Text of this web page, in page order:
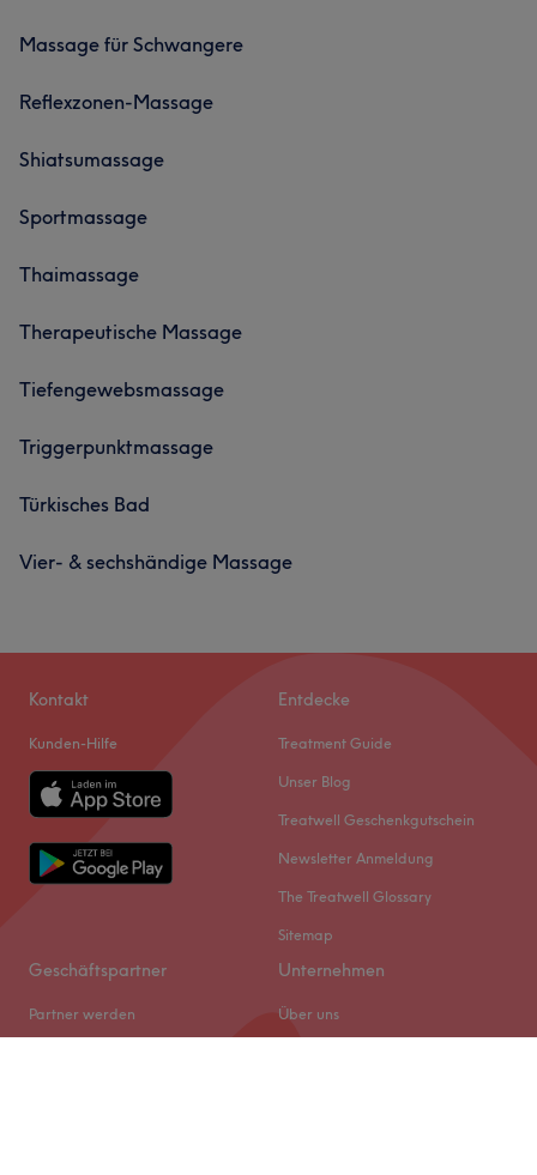
Massage für Schwangere
Reflexzonen-Massage
Shiatsumassage
Sportmassage
Thaimassage
Therapeutische Massage
Tiefengewebsmassage
Triggerpunktmassage
Türkisches Bad
Vier- & sechshändige Massage
Kontakt
Kunden-Hilfe
Entdecke
Treatment Guide
Unser Blog
Treatwell Geschenkgutschein
Newsletter Anmeldung
The Treatwell Glossary
Sitemap
Geschäftspartner
Partner werden
Unternehmen
Über uns